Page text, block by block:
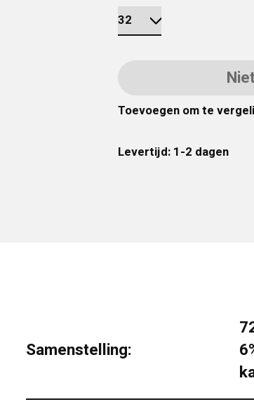
Toevoegen om te
Levertijd: 1-2 dagen
Samenstelling: